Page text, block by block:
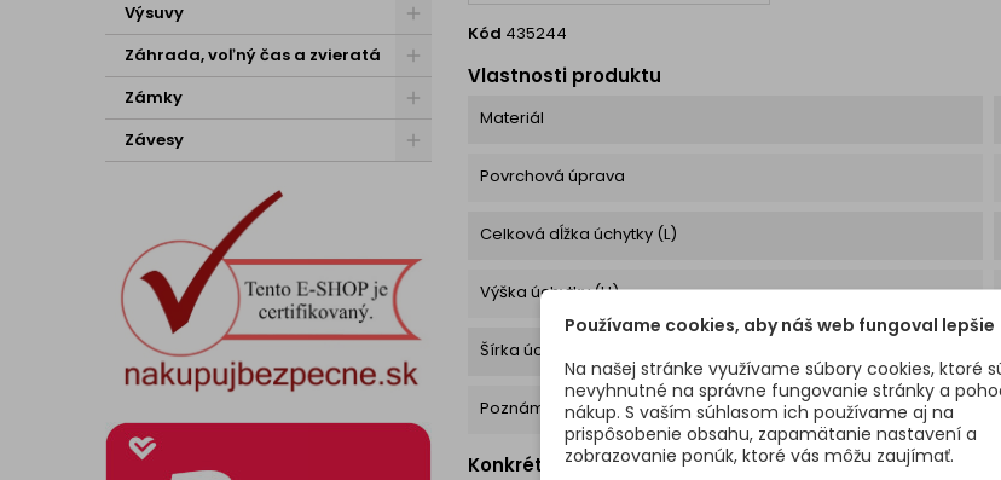
Výsuvy
Záhrada, voľný čas a zvieratá
Zámky
Závesy
Kód 435244
Vlastnosti produktu
Materiál
Povrchová úprava
Celková dĺžka úchytky (L)
Výška úchytky (H)
Šírka úchytky (D)
Poznámka
Konkrétne odkazy
Používame cookies, aby náš web fungoval lepšie
Na našej stránke využívame súbory cookies, ktoré
nevyhnutné na správne fungovanie stránky a
nákup. S vaším súhlasom ich používame aj na
prispôsobenie obsahu, zapamätanie nastavení a
zobrazovanie ponúk, ktoré vás môžu zaujímať.